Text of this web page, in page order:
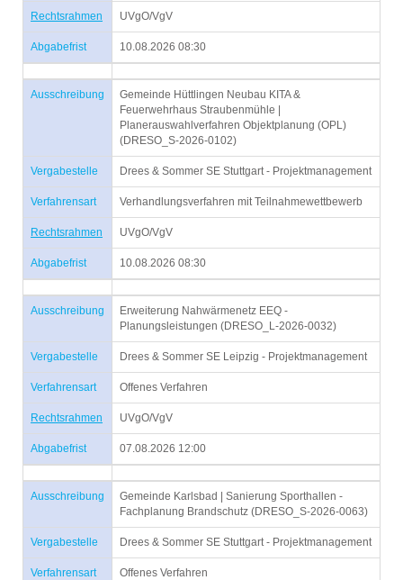
Rechtsrahmen UVgO/VgV
Abgabefrist 10.08.2026 08:30
Ausschreibung
Gemeinde Hüttlingen Neubau KITA &
Feuerwehrhaus Straubenmühle |
Planerauswahlverfahren Objektplanung (OPL)
(DRESO_S-2026-0102)
Vergabestelle Drees & Sommer SE Stuttgart - Projektmanagement
Verfahrensart Verhandlungsverfahren mit Teilnahmewettbewerb
Rechtsrahmen UVgO/VgV
Abgabefrist 10.08.2026 08:30
Ausschreibung
Erweiterung Nahwärmenetz EEQ -
Planungsleistungen (DRESO_L-2026-0032)
Vergabestelle Drees & Sommer SE Leipzig - Projektmanagement
Verfahrensart Offenes Verfahren
Rechtsrahmen UVgO/VgV
Abgabefrist 07.08.2026 12:00
Ausschreibung
Gemeinde Karlsbad | Sanierung Sporthallen -
Fachplanung Brandschutz (DRESO_S-2026-0063)
Vergabestelle Drees & Sommer SE Stuttgart - Projektmanagement
Verfahrensart Offenes Verfahren